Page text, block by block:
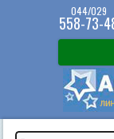
044/029
558-73-